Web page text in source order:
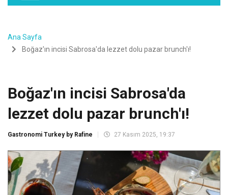
Ana Sayfa
Boğaz'ın incisi Sabrosa'da lezzet dolu pazar brunch'ı!
Boğaz'ın incisi Sabrosa'da
lezzet dolu pazar brunch'ı!
Gastronomi Turkey by Rafine 27 Kasım 2025, 19:37